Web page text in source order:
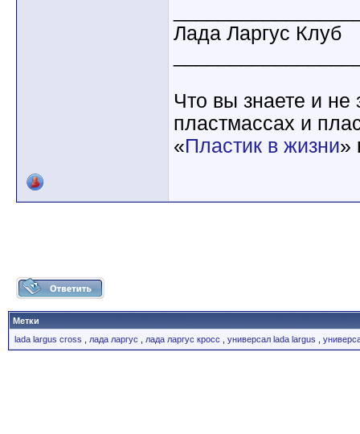
Лада Ларгус Клуб
Что вы знаете и не
пластмассах и
«Пластик в жизни»
Метки
lada largus cross
лада ларгус лада ларгус кросс универсал lada largus